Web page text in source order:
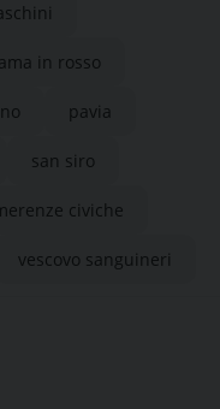
in rosso
pavia
san siro
civiche
vescovo sanguineri